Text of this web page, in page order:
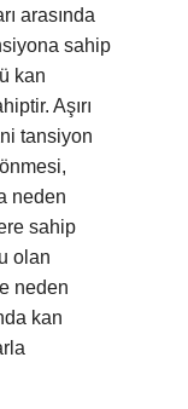
arasında
sahip
kan
Aşırı
tansiyon
neden
sahip
olan
neden
kan